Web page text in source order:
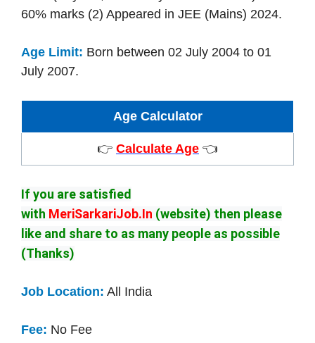
60% marks (2) Appeared in JEE (Mains) 2024.
Age Limit: Born between 02 July 2004 to 01
July 2007.
Age Calculator
👉 Calculate Age 👈
If you are satisfied
with MeriSarkariJob.In (website) then please
like and share to as many people as possible
(Thanks)
Job Location: All India
Fee: No Fee